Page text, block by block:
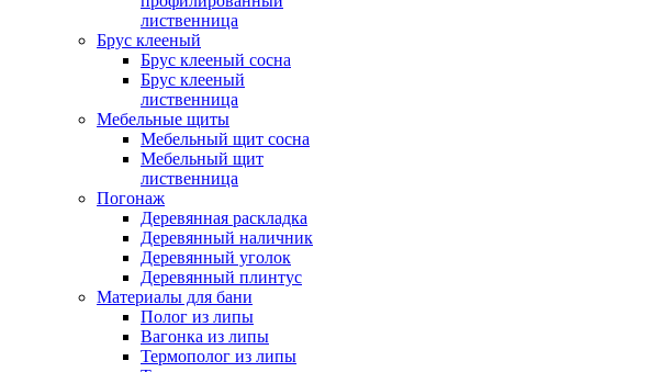
лиственница
Брус клееный
Брус клееный сосна
Брус клееный
лиственница
Мебельные щиты
Мебельный щит сосна
Мебельный щит
лиственница
Погонаж
Деревянная раскладка
Деревянный наличник
Деревянный уголок
Деревянный плинтус
Материалы для бани
Полог из липы
Вагонка из липы
Термополог из липы